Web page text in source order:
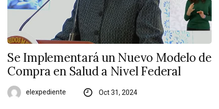
Se Implementará un Nuevo Modelo de
Compra en Salud a Nivel Federal
elexpediente Oct 31, 2024